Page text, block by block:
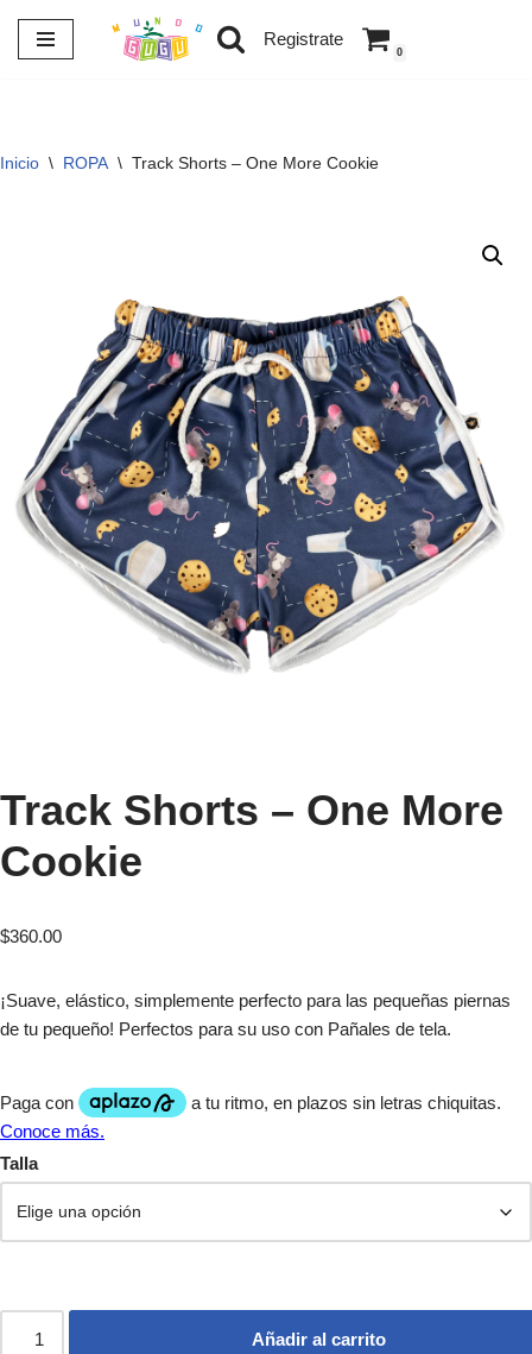
Saltar
Registrate
0
Inicio \ ROPA \ Track Shorts – One More Cookie
Track Shorts – One More
Cookie
$360.00
¡Suave, elástico, simplemente perfecto para las pequeñas piernas
de tu pequeño! Perfectos para su uso con Pañales de tela.
Talla
Añadir al carrito